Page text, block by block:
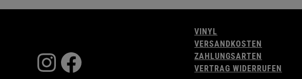
Instagram
Facebook
VINYL
VERSANDKOSTEN
ZAHLUNGSARTEN
VERTRAG WIDERRUFEN